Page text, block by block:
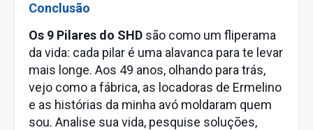
Conclusão
Os 9 Pilares do SHD são como um fliperama
da vida: cada pilar é uma alavanca para te levar
mais longe. Aos 49 anos, olhando para trás,
vejo como a fábrica, as locadoras de Ermelino
e as histórias da minha avó moldaram quem
sou. Analise sua vida, pesquise soluções,